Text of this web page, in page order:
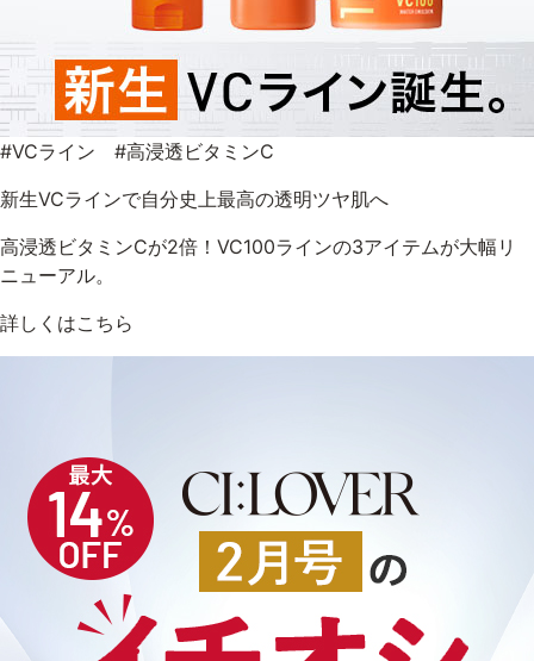
アウトレット商品
定期便
ショッピングガイド
お電話でもご注文いただけます
0120-371-217
#VCライン #高浸透ビタミンC
新生VCラインで自分史上最高の透明ツヤ肌へ
高浸透ビタミンCが2倍！VC100ラインの3アイテムが大幅リ
ニューアル。
詳しくはこちら